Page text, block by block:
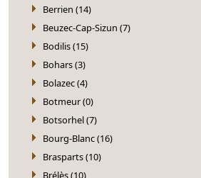
Berrien (14)
Beuzec-Cap-Sizun (7)
Bodilis (15)
Bohars (3)
Bolazec (4)
Botmeur (0)
Botsorhel (7)
Bourg-Blanc (16)
Brasparts (10)
Brélès (10)